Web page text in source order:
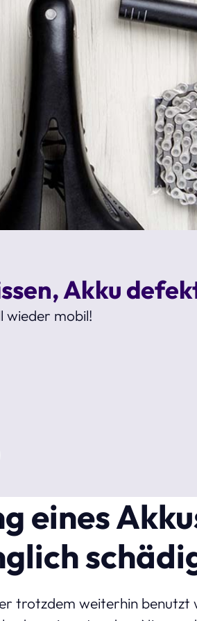
Akku
wieder mobil!
eines
trotzdem weiterhin benutzt